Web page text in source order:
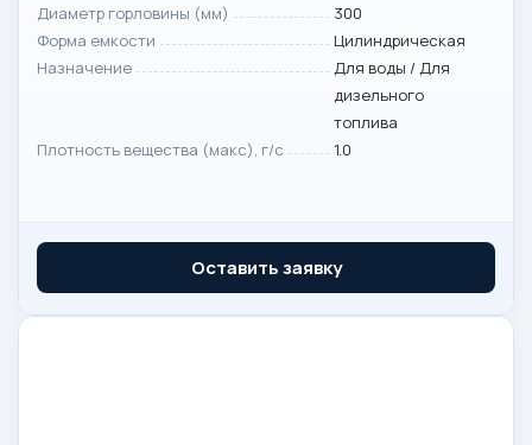
Диаметр горловины (мм)
300
Форма емкости
Цилиндрическая
Назначение
Для воды / Для
дизельного
топлива
Плотность вещества (макс), г/с
1.0
Оставить заявку